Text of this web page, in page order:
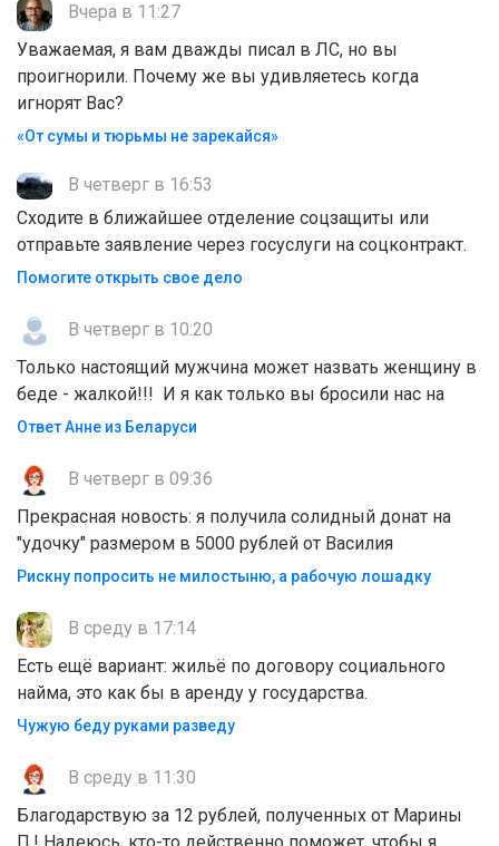
Вчера в 11:27
Уважаемая, я вам дважды писал в ЛС, но вы
проигнорили. Почему же вы удивляетесь когда
игнорят Вас?
«От сумы и тюрьмы не зарекайся»
В четверг в 16:53
Сходите в ближайшее отделение соцзащиты или
отправьте заявление через госуслуги на соцконтракт.
Помогите открыть свое дело
В четверг в 10:20
Только настоящий мужчина может назвать женщину в
беде - жалкой!!! И я как только вы бросили нас на
Ответ Анне из Беларуси
В четверг в 09:36
Прекрасная новость: я получила солидный донат на
"удочку" размером в 5000 рублей от Василия
Рискну попросить не милостыню, а рабочую лошадку
В среду в 17:14
Есть ещё вариант: жильё по договору социального
найма, это как бы в аренду у государства.
Чужую беду руками разведу
В среду в 11:30
Благодарствую за 12 рублей, полученных от Марины